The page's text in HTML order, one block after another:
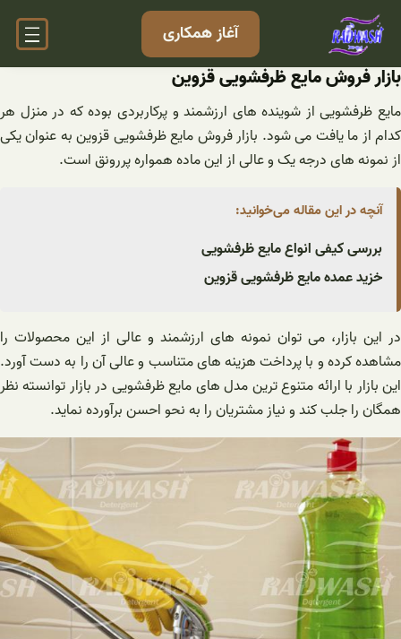
رفتن
آغاز همکاری
بازار فروش مایع ظرفشویی قزوین
مایع ظرفشویی از شوینده های ارزشمند و پرکاربردی بوده که در منزل هر
کدام از ما یافت می شود. بازار فروش مایع ظرفشویی قزوین به عنوان یکی
از نمونه های درجه یک و عالی از این ماده همواره پررونق است.
آنچه در این مقاله می‌خوانید:
بررسی کیفی انواع مایع ظرفشویی
خزید عمده مایع ظرفشویی قزوین
در این بازار، می توان نمونه های ارزشمند و عالی از این محصولات را
مشاهده کرده و با پرداخت هزینه های متناسب و عالی آن را به دست آورد.
این بازار با ارائه متنوع ترین مدل های مایع ظرفشویی در بازار توانسته نظر
همگان را جلب کند و نیاز مشتریان را به نحو احسن برآورده نماید.